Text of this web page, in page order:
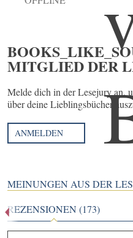
MITGLIED DER
Melde dich in der Lesejury an,
über deine Lieblingsbücher
ANMELDEN
MEINUNGEN AUS DER
REZENSIONEN (173)